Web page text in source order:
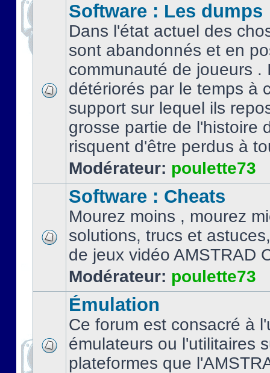
Software : Les dumps
Dans l'état actuel des
sont abandonnés et en
communauté de joueurs .
détériorés par le temps à
support sur lequel ils
grosse partie de l'histoire
risquent d'être perdus à
Modérateur: poulette73
Software : Cheats
Mourez moins , mourez
solutions, trucs et
de jeux vidéo AMSTRAD
Modérateur: poulette73
Émulation
Ce forum est consacré à
émulateurs ou l'utilitaires
plateformes que